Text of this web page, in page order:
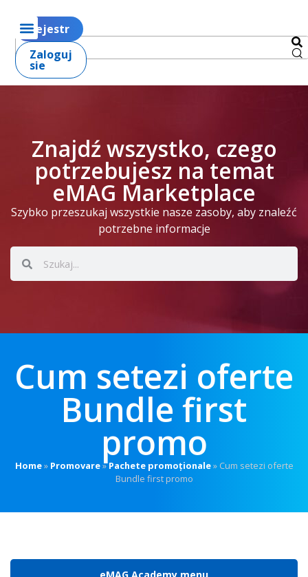
Rejestr
Zaloguj
sie
Znajdź wszystko, czego
potrzebujesz na temat
eMAG Marketplace
Szybko przeszukaj wszystkie nasze zasoby, aby znaleźć
potrzebne informacje
Cum setezi oferte
Bundle first
promo
Home» Promovare»Pachete promoționale» Cum setezi oferte
Bundle first promo